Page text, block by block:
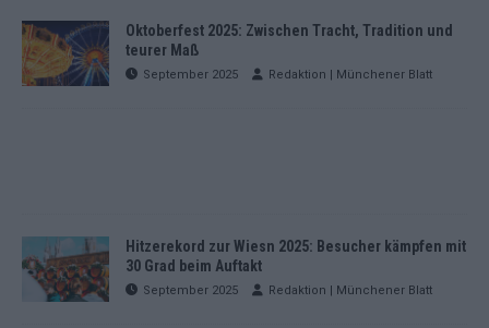
Oktoberfest 2025: Zwischen Tracht, Tradition und
teurer Maß
September 2025 Redaktion | Münchener Blatt
Hitzerekord zur Wiesn 2025: Besucher kämpfen mit
30 Grad beim Auftakt
September 2025 Redaktion | Münchener Blatt